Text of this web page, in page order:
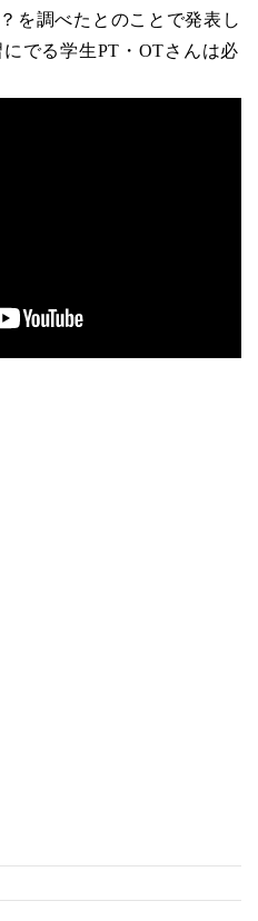
を調べたとのことで発表し
でる学生PT・OTさんは必